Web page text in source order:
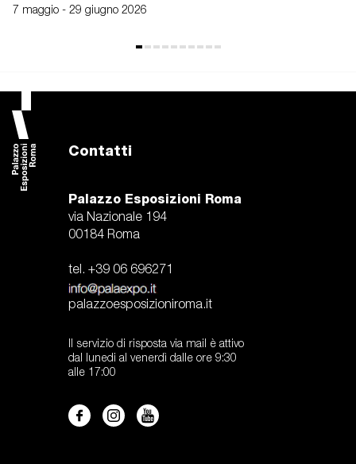
7 maggio - 29 giugno 2026
Contatti
Palazzo Esposizioni Roma
via Nazionale 194
00184 Roma
tel. +39 06 696271
palazzoesposizioniroma.it
Il servizio di risposta via mail è attivo
dal lunedi al venerdì dalle ore 9:30
alle 17:00